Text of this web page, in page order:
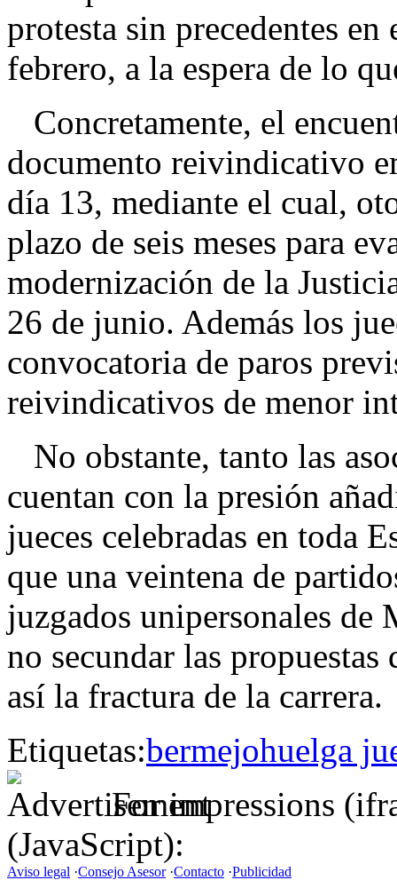
protesta sin precedentes
febrero, a la espera de lo
Concretamente, el
documento reivindicativo
día 13, mediante el cual,
plazo de seis meses para
modernización de la
26 de junio. Además los
convocatoria de paros
reivindicativos de menor
No obstante, tanto las
cuentan con la presión
jueces celebradas en toda
que una veintena de
juzgados unipersonales
no secundar las
así la fractura de la carrera.
Etiquetas:bermejohuelga
For impressions
(JavaScript):
Aviso legal ·Consejo Asesor·Contacto ·Publicidad